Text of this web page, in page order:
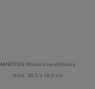
AMBITION Monaco servírovacia
misa, 30,5 x 18,9 cm